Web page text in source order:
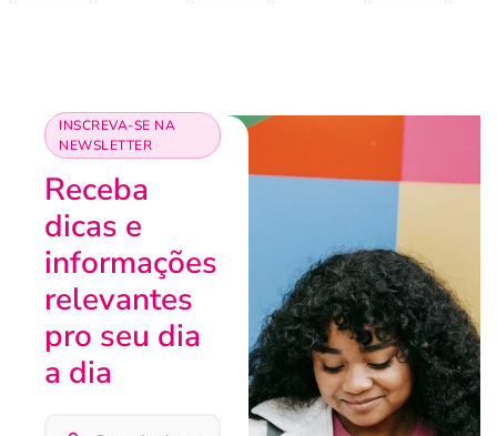
INSCREVA-SE NA
NEWSLETTER
Receba
dicas e
informações
relevantes
pro seu dia
a dia